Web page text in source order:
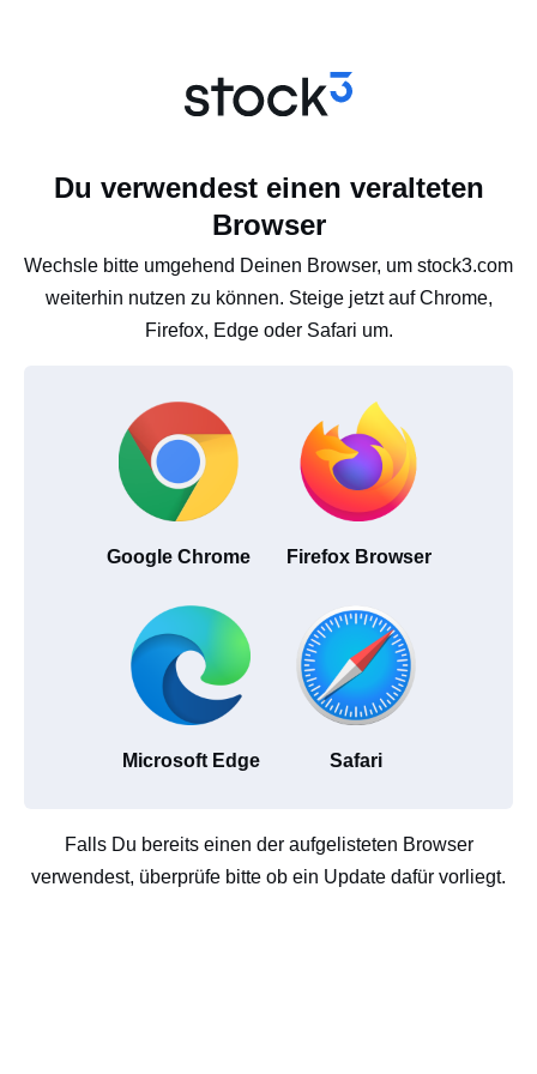
Du verwendest einen veralteten
Browser
Wechsle bitte umgehend Deinen Browser, um stock3.com
weiterhin nutzen zu können. Steige jetzt auf Chrome,
Firefox, Edge oder Safari um.
Google Chrome Firefox Browser
Microsoft Edge Safari
Falls Du bereits einen der aufgelisteten Browser
verwendest, überprüfe bitte ob ein Update dafür vorliegt.